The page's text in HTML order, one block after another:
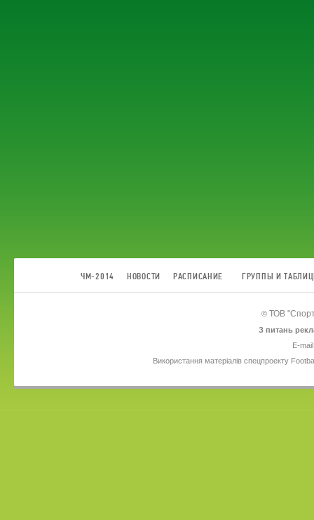
ЧМ-2014 НОВОСТИ РАСПИСАНИЕ ГРУППЫ И
© ТОВ
З питань
E-
Використання матеріалів спецпроекту